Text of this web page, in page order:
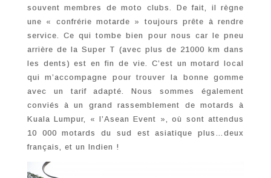
souvent membres de moto clubs. De fait, il règne
une « confrérie motarde » toujours prête à rendre
service. Ce qui tombe bien pour nous car le pneu
arrière de la Super T (avec plus de 21000 km dans
les dents) est en fin de vie. C’est un motard local
qui m’accompagne pour trouver la bonne gomme
avec un tarif adapté. Nous sommes également
conviés à un grand rassemblement de motards à
Kuala Lumpur, « l’Asean Event », où sont attendus
10 000 motards du sud est asiatique plus…deux
français, et un Indien !